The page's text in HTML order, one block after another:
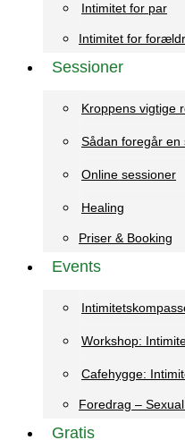
Intimitet for par
Intimitet for
Sessioner
Kroppens vigtige
Sådan foregår en
Online sessioner
Healing
Priser & Booking
Events
Workshop:
Cafehygge:
Foredrag –
Gratis